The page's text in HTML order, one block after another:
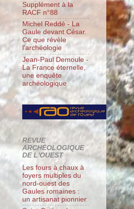
Supplément à la
RACF n°88
Michel Reddé - La
Gaule devant César.
Ce que révèle
l’archéologie
Jean-Paul Demoule -
La France éternelle,
une enquête
archéologique
REVUE
ARCHÉOLOGIQUE
DE L'OUEST
Les fours à chaux à
foyers multiples du
nord-ouest des
Gaules romaines :
un artisanat pionnier